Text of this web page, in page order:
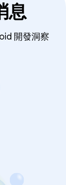
息
開發洞察